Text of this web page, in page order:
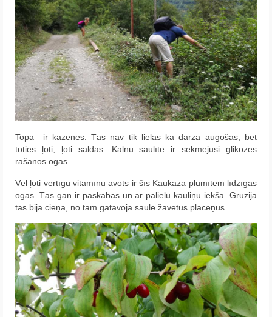
Topā ir kazenes. Tās nav tik lielas kā dārzā augošās, bet
toties ļoti, ļoti saldas. Kalnu saulīte ir sekmējusi glikozes
rašanos ogās.
Vēl ļoti vērtīgu vitamīnu avots ir šīs Kaukāza plūmītēm līdzīgās
ogas. Tās gan ir paskābas un ar palielu kauliņu iekšā. Gruzijā
tās bija cieņā, no tām gatavoja saulē žāvētus plāceņus.